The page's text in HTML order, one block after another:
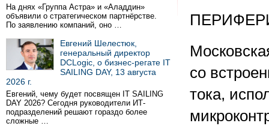
На днях «Группа Астра» и «Аладдин»
объявили о стратегическом партнёрстве.
По заявлению компаний, оно …
Евгений Шелестюк,
генеральный директор
DCLogic, о бизнес-регате IT
SAILING DAY, 13 августа
2026 г.
Евгений, чему будет посвящен IT SAILING
DAY 2026? Сегодня руководители ИТ-
подразделений решают гораздо более
сложные …
со
тока,